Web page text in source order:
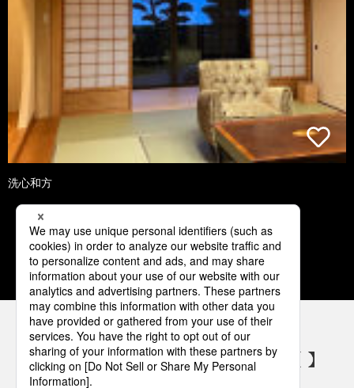
洗心和方
1 2 3 4 5
パナソニックの電気設備 SNSアカウント